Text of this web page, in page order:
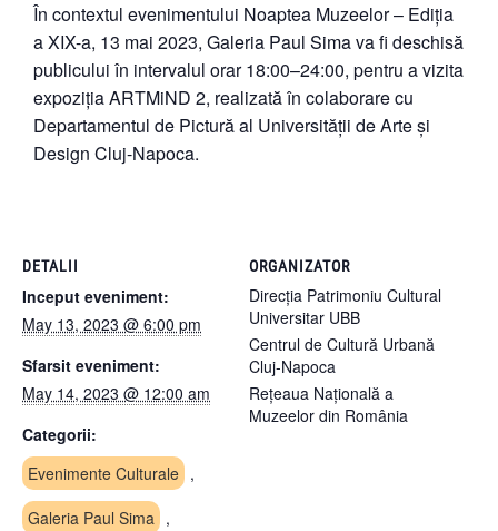
În contextul evenimentului Noaptea Muzeelor – Ediția
a XIX-a, 13 mai 2023, Galeria Paul Sima va fi deschisă
publicului în intervalul orar 18:00–24:00, pentru a vizita
expoziția ARTMiND 2, realizată în colaborare cu
Departamentul de Pictură al Universității de Arte și
Design Cluj-Napoca.
DETALII
Inceput eveniment:
May 13, 2023 @ 6:00 pm
Sfarsit eveniment:
May 14, 2023 @ 12:00 am
Categorii:
Evenimente Culturale ,
Galeria Paul Sima ,
ORGANIZATOR
Direcția Patrimoniu Cultural
Universitar UBB
Centrul de Cultură Urbană
Cluj-Napoca
Rețeaua Națională a
Muzeelor din România